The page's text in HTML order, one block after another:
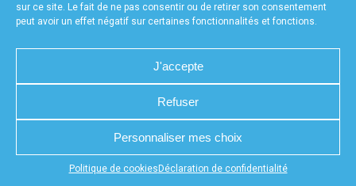
sur ce site. Le fait de ne pas consentir ou de retirer son consentement
peut avoir un effet négatif sur certaines fonctionnalités et fonctions.
J'accepte
Refuser
Personnaliser mes choix
Politique de cookies Déclaration de confidentialité
Appuyez sur le bouton partager en bas de votre